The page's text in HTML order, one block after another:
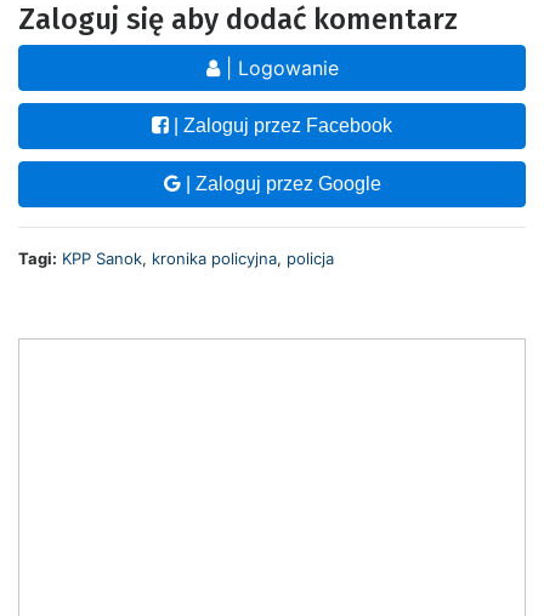
Zaloguj się aby dodać komentarz
| Logowanie
| Zaloguj przez Facebook
| Zaloguj przez Google
Tagi: KPP Sanok, kronika policyjna, policja